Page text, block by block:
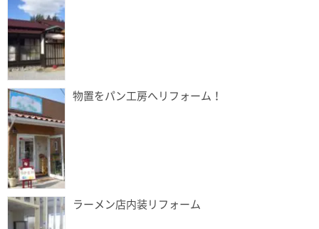
物置をパン工房へリフォーム！
ラーメン店内装リフォーム